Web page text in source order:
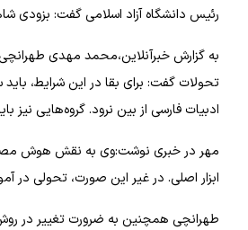
رئیس دانشگاه آزاد اسلامی گفت: بزودی
به گزارش خبرآنلاین،محمد مهدی
تحولات گفت: برای بقا در این شرایط،
ادبیات فارسی از بین نرود. گروه‌هایی نیز
مهر در خبری نوشت:وی به نقش هوش
ابزار اصلی. در غیر این صورت، تحولی در
طهرانچی همچنین به ضرورت تغییر در